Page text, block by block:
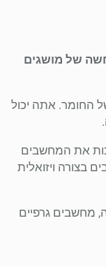
של מושגים
החומר. אתה יכול
את המחשבים
בצורה ויזואלית
מחשבים גרפיים